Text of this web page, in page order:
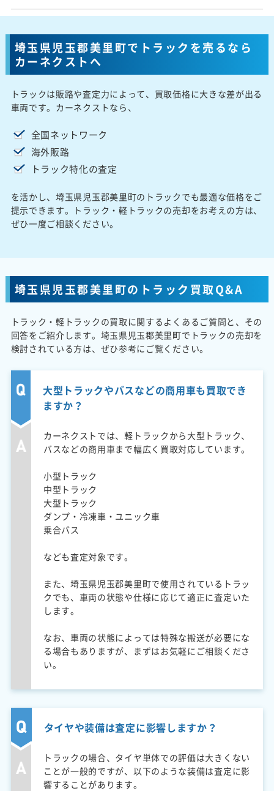
埼玉県児玉郡美里町でトラックを売るなら
カーネクストへ
トラックは販路や査定力によって、買取価格に大きな差が出る
車両です。カーネクストなら、
全国ネットワーク
海外販路
トラック特化の査定
を活かし、埼玉県児玉郡美里町のトラックでも最適な価格をご
提示できます。トラック・軽トラックの売却をお考えの方は、
ぜひ一度ご相談ください。
埼玉県児玉郡美里町のトラック買取Q&A
トラック・軽トラックの買取に関するよくあるご質問と、その
回答をご紹介します。埼玉県児玉郡美里町でトラックの売却を
検討されている方は、ぜひ参考にご覧ください。
大型トラックやバスなどの商用車も買取でき
ますか？
カーネクストでは、軽トラックから大型トラック、
バスなどの商用車まで幅広く買取対応しています。
小型トラック
中型トラック
大型トラック
ダンプ・冷凍車・ユニック車
乗合バス
なども査定対象です。
また、埼玉県児玉郡美里町で使用されているトラッ
クでも、車両の状態や仕様に応じて適正に査定いた
します。
なお、車両の状態によっては特殊な搬送が必要にな
る場合もありますが、まずはお気軽にご相談くださ
い。
タイヤや装備は査定に影響しますか？
トラックの場合、タイヤ単体での評価は大きくない
ことが一般的ですが、以下のような装備は査定に影
響することがあります。